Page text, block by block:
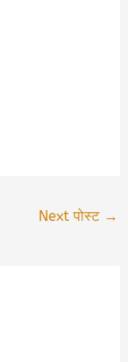
Next पोस्ट →